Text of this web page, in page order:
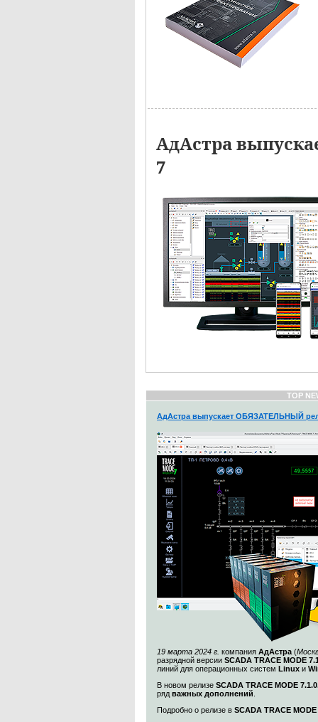
АдАстра
7
TOP
АдАстра выпускает ОБЯЗАТЕЛЬНЫЙ
19 марта 2024 г. компания АдАстра (
разрядной версии SCADA TRACE MODE
линий для операционных систем Linux и
В новом релизе SCADA TRACE MODE
ряд важных дополнений
Подробно о релизе в SCADA TRACE MODE